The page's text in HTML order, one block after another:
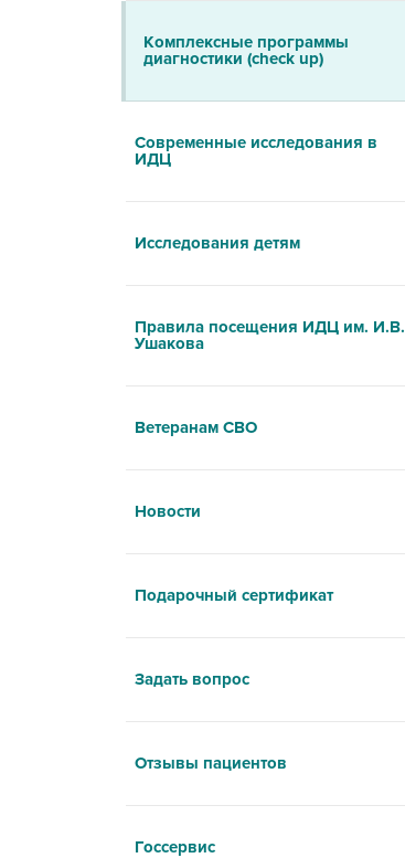
Комплексные программы
диагностики (check up)
Современные исследования в
ИДЦ
Исследования детям
Правила посещения ИДЦ им. И.В.
Ушакова
Ветеранам СВО
Новости
Подарочный сертификат
Задать вопрос
Отзывы пациентов
Госсервис